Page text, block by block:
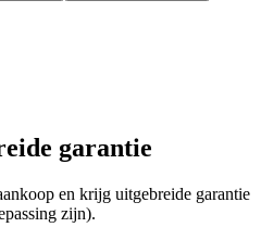
garantie
en krijg uitgebreide garantie
zijn).